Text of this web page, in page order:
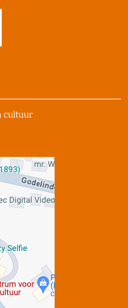
cultuur